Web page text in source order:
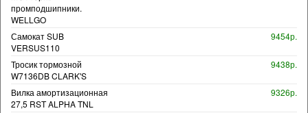
промподшипники.
WELLGO
Самокат SUB
VERSUS110
9454р.
Тросик тормозной
W7136DB CLARK'S
9438р.
Вилка амортизационная
27,5 RST ALPHA TNL
9326р.